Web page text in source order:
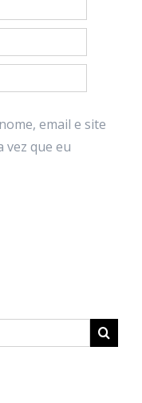
email e site
vez que eu